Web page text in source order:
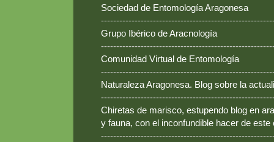
Sociedad de Entomología Aragonesa
Grupo Ibérico de Aracnología
Comunidad Virtual de Entomología
Naturaleza Aragonesa. Blog sobre la
Chiretas de marisco, estupendo blog en
y fauna, con el inconfundible hacer de este